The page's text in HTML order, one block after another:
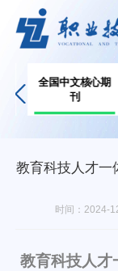
全国中文核心期
刊
教育科技人才一
时间：2024-
教育科技人才